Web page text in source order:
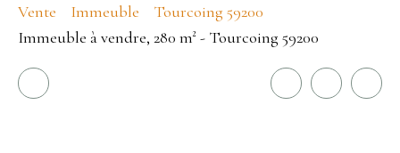
Vente Immeuble
Tourcoing 59200
Immeuble à vendre, 280 m² - Tourcoing 59200